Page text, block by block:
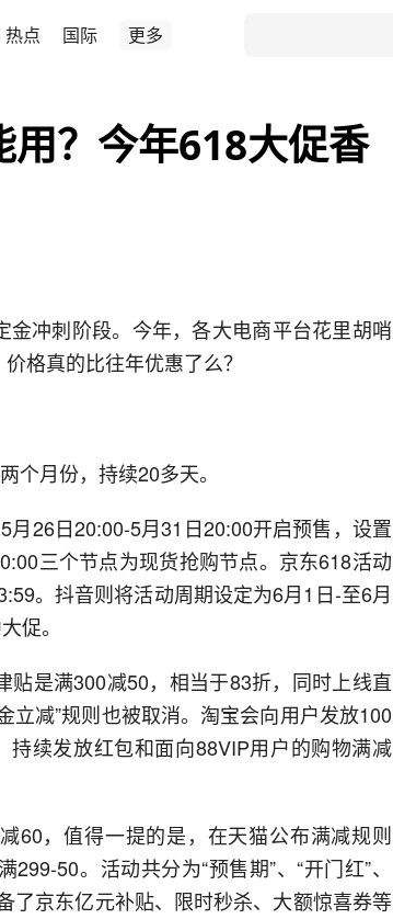
热点 国际 更多
？今年618大促香
冲刺阶段。今年，各大电商平台花里胡哨
格真的比往年优惠了么？
个月份，持续20多天。
月26日20:00-5月31日20:00开启预售，设置
三个节点为现货抢购节点。京东618活动
。抖音则将活动周期设定为6月1日-至6月
促。
是满300减50，相当于83折，同时上线直
立减”规则也被取消。淘宝会向用户发放100
续发放红包和面向88VIP用户的购物满减
60，值得一提的是，在天猫公布满减规则
50。活动共分为“预售期”、“开门红”、
了京东亿元补贴、限时秒杀、大额惊喜券等